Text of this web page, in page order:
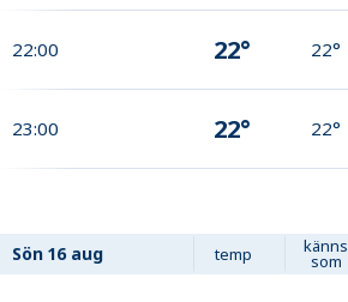
22:00 22° 22°
23:00 22° 22°
Sön 16 aug temp känns
som